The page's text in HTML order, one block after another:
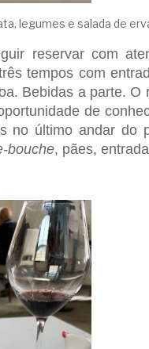
legumes e salada de
reservar com
tempos com
Bebidas a parte.
de
no último andar do
bouche, pães,